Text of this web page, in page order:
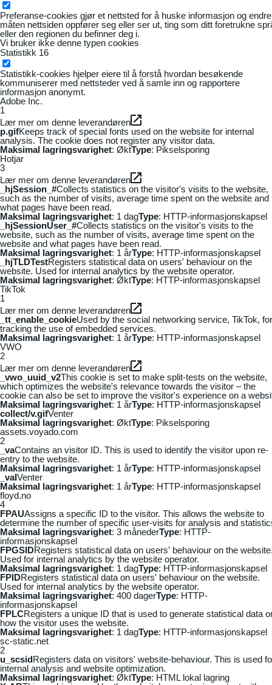
Preferanse-cookies gjør et nettsted for å huske informasjon og
måten nettsiden oppfører seg eller ser ut, ting som ditt foretrukne
eller den regionen du befinner deg i.
Vi bruker ikke denne typen cookies
Statistikk 16
Statistikk-cookies hjelper eiere til å forstå hvordan besøkende
kommuniserer med nettsteder ved å samle inn og rapportere
informasjon anonymt.
Adobe Inc.
1
Lær mer om denne leverandøren
p.gifKeeps track of special fonts used on the website for internal
analysis. The cookie does not register any visitor data.
Maksimal lagringsvarighet: ØktType: Pikselsporing
Hotjar
3
Lær mer om denne leverandøren
_hjSession_#Collects statistics on the visitor's visits to the website,
such as the number of visits, average time spent on the website and
what pages have been read.
Maksimal lagringsvarighet: 1 dagType: HTTP-informasjonskapsel
_hjSessionUser_#Collects statistics on the visitor's visits to the
website, such as the number of visits, average time spent on the
website and what pages have been read.
Maksimal lagringsvarighet: 1 årType: HTTP-informasjonskapsel
_hjTLDTestRegisters statistical data on users' behaviour on the
website. Used for internal analytics by the website operator.
Maksimal lagringsvarighet: ØktType: HTTP-informasjonskapsel
TikTok
1
Lær mer om denne leverandøren
_tt_enable_cookieUsed by the social networking service, TikTok, for
tracking the use of embedded services.
Maksimal lagringsvarighet: 1 årType: HTTP-informasjonskapsel
VWO
2
Lær mer om denne leverandøren
_vwo_uuid_v2This cookie is set to make split-tests on the website,
which optimizes the website's relevance towards the visitor – the
cookie can also be set to improve the visitor's experience on a
Maksimal lagringsvarighet: 1 årType: HTTP-informasjonskapsel
collect/v.gifVenter
Maksimal lagringsvarighet: ØktType: Pikselsporing
assets.voyado.com
2
_vaContains an visitor ID. This is used to identify the visitor upon re-
entry to the website.
Maksimal lagringsvarighet: 1 årType: HTTP-informasjonskapsel
_vaIVenter
Maksimal lagringsvarighet: 1 årType: HTTP-informasjonskapsel
floyd.no
4
FPAUAssigns a specific ID to the visitor. This allows the website to
determine the number of specific user-visits for analysis and
Maksimal lagringsvarighet: 3 månederType: HTTP-
informasjonskapsel
FPGSIDRegisters statistical data on users' behaviour on the
Used for internal analytics by the website operator.
Maksimal lagringsvarighet: 1 dagType: HTTP-informasjonskapsel
FPIDRegisters statistical data on users' behaviour on the website.
Used for internal analytics by the website operator.
Maksimal lagringsvarighet: 400 dagerType: HTTP-
informasjonskapsel
FPLCRegisters a unique ID that is used to generate statistical data
how the visitor uses the website.
Maksimal lagringsvarighet: 1 dagType: HTTP-informasjonskapsel
sc-static.net
2
u_scsidRegisters data on visitors' website-behaviour. This is used
internal analysis and website optimization.
Maksimal lagringsvarighet: ØktType: HTML lokal lagring